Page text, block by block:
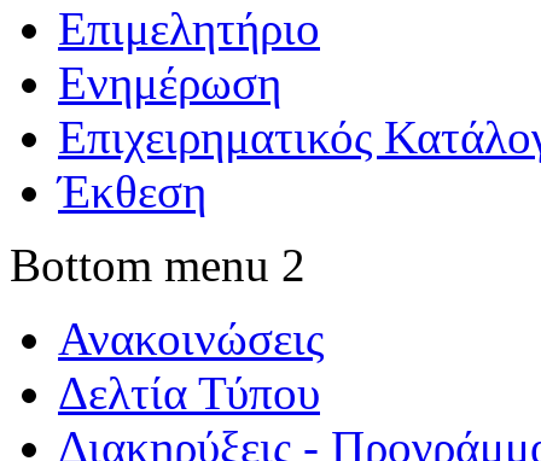
Επιμελητήριο
Ενημέρωση
Επιχειρηματικός
Έκθεση
Bottom menu 2
Ανακοινώσεις
Δελτία Τύπου
Διακηρύξεις -